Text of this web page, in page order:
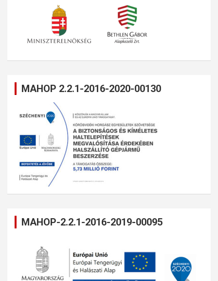
MAHOP 2.2.1-2016-2020-00130
MAHOP-2.2.1-2016-2019-00095